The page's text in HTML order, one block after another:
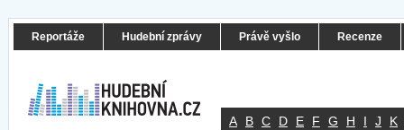
Reportáže Hudební zprávy Právě vyšlo Recenze
A B C D E F G H I J K